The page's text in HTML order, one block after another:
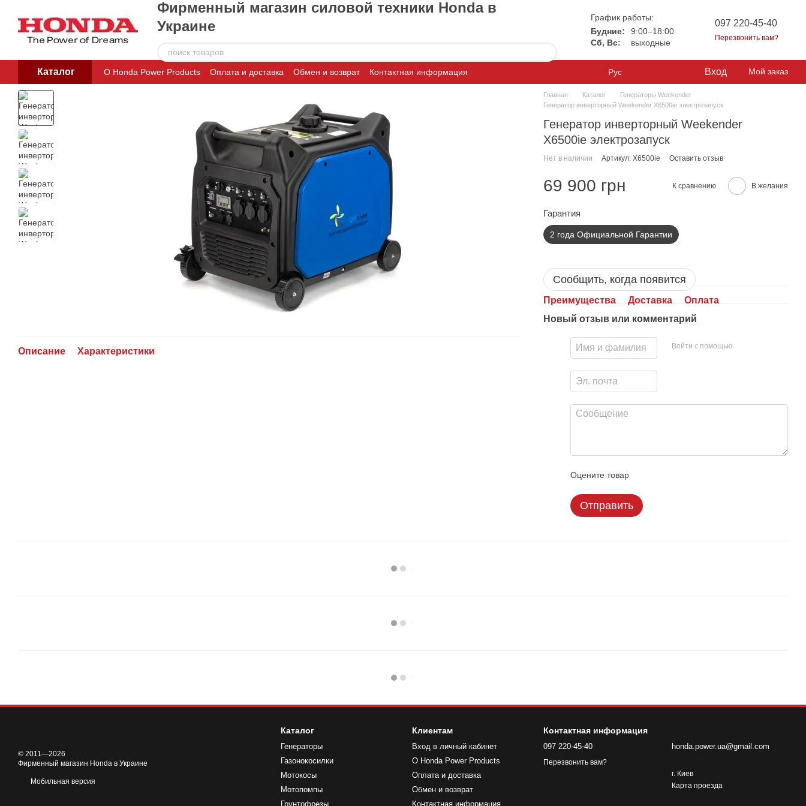
Фирменный магазин силовой техники Honda в
Украине
График работы:
Будние:
9:00–18:00
Сб, Вс:
выходные
097 220-45-40
Перезвонить вам?
Каталог О Honda Power Products Оплата и доставка Обмен и возврат
Контактная информация
Пользовательское соглашение
Рус Вход Мой заказ
Описание Характеристики
Главная Каталог
Генераторы Weekender
Генератор инверторный Weekender X6500ie электрозапуск
Генератор инверторный Weekender
X6500ie электрозапуск
Нет в наличии Артикул: X6500ie Оставить отзыв
69 900 грн К сравнению В желания
Гарантия
2 года Официальной Гарантии
Сообщить, когда появится
Преимущества Доставка
Оплата
Новый отзыв или комментарий
Войти с помощью
Оцените товар
Отправить
© 2011—2026
Фирменный магазин Honda в Украине
Мобильная версия
Каталог
Генераторы
Газонокосилки
Мотокосы
Мотопомпы
Грунтофрезы
Клиентам
Вход в личный кабинет
О Honda Power Products
Оплата и доставка
Обмен и возврат
Контактная информация
Контактная информация
097 220-45-40
Перезвонить вам?
honda.power.ua@gmail.com
г. Киев
Карта проезда